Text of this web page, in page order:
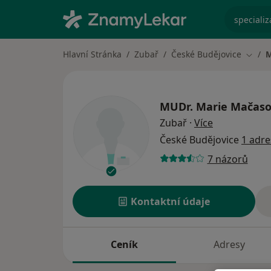
Hlavní Stránka Zubař České Budějovice
MUDr. Marie
Zubař · Více
České Budějovice 1
7 názorů
Kontaktní údaje
Ceník Adresy